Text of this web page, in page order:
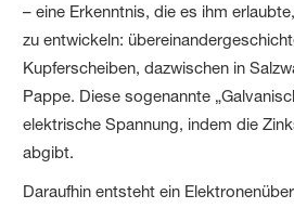
– eine Erkenntnis, die es ihm
zu entwickeln:
Kupferscheiben, dazwischen in
Pappe. Diese sogenannte
elektrische Spannung, indem die
abgibt.
Daraufhin entsteht ein